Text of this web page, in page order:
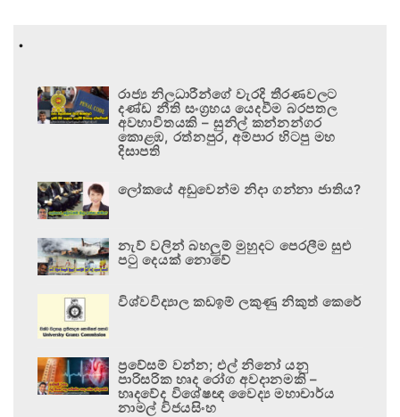
.
රාජ්‍ය නිලධාරීන්ගේ වැරදි තීරණවලට
දණ්ඩ නීති සංග්‍රහය යෙදවීම බරපතල
අවභාවිතයකි – සුනිල් කන්නන්ගර
කොළඹ, රත්නපුර, අම්පාර හිටපු මහ
දිසාපති
ලෝකයේ අඩුවෙන්ම නිදා ගන්නා ජාතිය?
නැව් වලින් බහලුම් මුහුදට පෙරලීම සුළු
පටු දෙයක් නොවේ
විශ්වවිද්‍යාල කඩඉම් ලකුණු නිකුත් කෙරේ
ප්‍රවේසම් වන්න; එල් නිනෝ යනු
පාරිසරික හෘද රෝග අවදානමකි –
හෘදවේද විශේෂඥ වෛද්‍ය මහාචාර්ය
නාමල් විජයසිංහ